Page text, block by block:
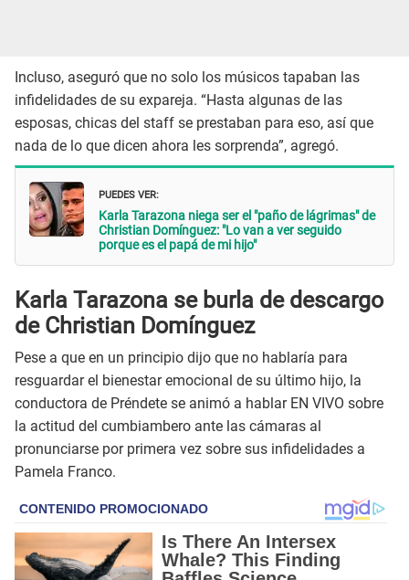
Incluso, aseguró que no solo los músicos tapaban las
infidelidades de su expareja. “Hasta algunas de las
esposas, chicas del staff se prestaban para eso, así que
nada de lo que dicen ahora les sorprenda”, agregó.
PUEDES VER:
Karla Tarazona niega ser el "paño de lágrimas" de
Christian Domínguez: "Lo van a ver seguido
porque es el papá de mi hijo"
Karla Tarazona se burla de descargo
de Christian Domínguez
Pese a que en un principio dijo que no hablaría para
resguardar el bienestar emocional de su último hijo, la
conductora de Préndete se animó a hablar EN VIVO sobre
la actitud del cumbiambero ante las cámaras al
pronunciarse por primera vez sobre sus infidelidades a
Pamela Franco.